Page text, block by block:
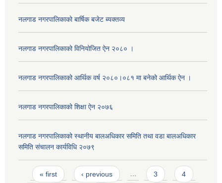
नलगाड नगरपालिकाको बार्षिक बजेट ब्यक्तव्य
नलगाड नगरपालिकाको विनियोजित ऐन २०८० ।
नलगाड नगरपालिकाको आर्थिक वर्ष २०८०।०८१ मा बनेको आर्थिक ऐन ।
नलगाड नगरपालिकाको शिक्षा ऐन २०७६
नलगाड नगरपालिकाको स्थानीय बालअधिकार समिति तथा वडा बालअधिकार
समिति संचालन कार्यविधि २०७९
Pages
« first ‹ previous … 3 4